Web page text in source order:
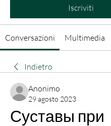
Iscriviti
Conversazioni Multimedia
Indietro
Anonimo
29 agosto 2023
Суставы при